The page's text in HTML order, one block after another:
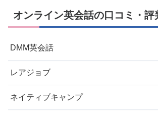
オンライン英会話の口コミ・評
DMM英会話
レアジョブ
ネイティブキャンプ